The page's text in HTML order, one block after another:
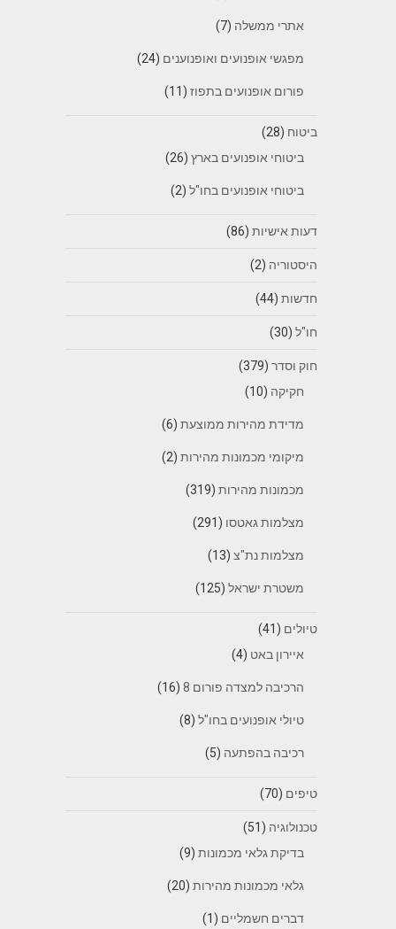
אתרי ממשלה (7)
מפגשי אופנועים ואופנוענים (24)
פורום אופנועים בתפוז(11)
ביטוח (28)
ביטוחי אופנועים בארץ(26)
ביטוחי אופנועים בחו"ל(2)
דעות אישיות(86)
היסטוריה (2)
חדשות(44)
חו"ל(30)
חוק וסדר(379)
חקיקה (10)
מדידת מהירות ממוצעת(6)
מיקומי מכמונות מהירות(2)
מכמונות מהירות(319)
מצלמות גאטסו (291)
מצלמות נת"צ(13)
משטרת ישראל(125)
טיולים (41)
איירון באט (4)
הרכיבה למצדה פורום 8 (16)
טיולי אופנועים בחו"ל(8)
רכיבה בהפתעה (5)
טיפים (70)
טכנולוגיה (51)
בדיקת גלאי מכמונות(9)
גלאי מכמונות מהירות(20)
דברים חשמליים (1)